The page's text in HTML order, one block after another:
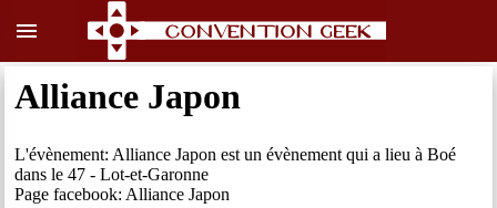
menu
Alliance Japon
L'évènement: Alliance Japon est un évènement qui a lieu à Boé
dans le 47 - Lot-et-Garonne
Page facebook: Alliance Japon